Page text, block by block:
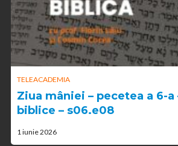
TELEACADEMIA
Ziua mâniei – pecetea a 6-
biblice – s06.e08
1 iunie 2026